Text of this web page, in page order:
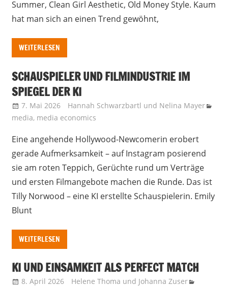
Summer, Clean Girl Aesthetic, Old Money Style. Kaum
hat man sich an einen Trend gewöhnt,
WEITERLESEN
SCHAUSPIELER UND FILMINDUSTRIE IM
SPIEGEL DER KI
7. Mai 2026 Hannah Schwarzbartl und Nelina Mayer
media, media economics
Eine angehende Hollywood-Newcomerin erobert
gerade Aufmerksamkeit – auf Instagram posierend
sie am roten Teppich, Gerüchte rund um Verträge
und ersten Filmangebote machen die Runde. Das ist
Tilly Norwood – eine KI erstellte Schauspielerin. Emily
Blunt
WEITERLESEN
KI UND EINSAMKEIT ALS PERFECT MATCH
8. April 2026 Helene Thoma und Johanna Zuser